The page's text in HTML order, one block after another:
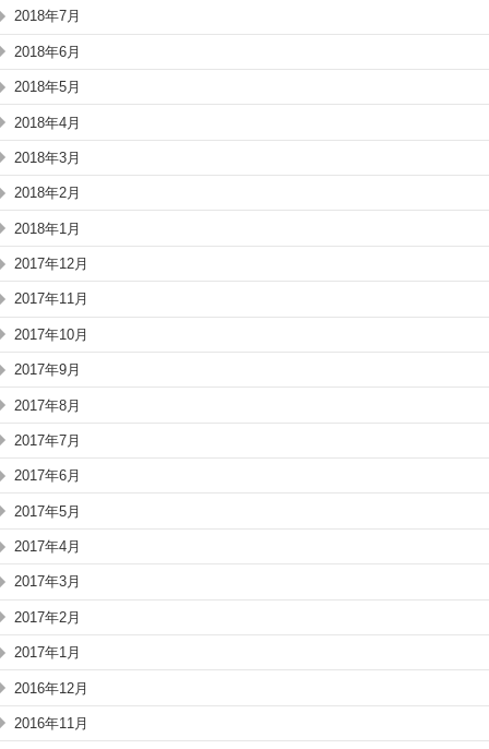
2018年7月
2018年6月
2018年5月
2018年4月
2018年3月
2018年2月
2018年1月
2017年12月
2017年11月
2017年10月
2017年9月
2017年8月
2017年7月
2017年6月
2017年5月
2017年4月
2017年3月
2017年2月
2017年1月
2016年12月
2016年11月